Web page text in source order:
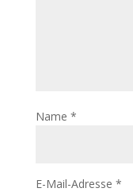
Name *
E-Mail-Adresse *